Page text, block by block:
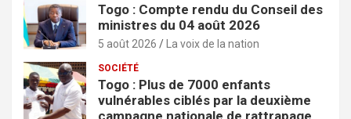
Togo : Compte rendu du Conseil des
ministres du 04 août 2026
5 août 2026 La voix de la nation
SOCIÉTÉ
Togo : Plus de 7000 enfants
vulnérables ciblés par la deuxième
campagne nationale de rattrapage